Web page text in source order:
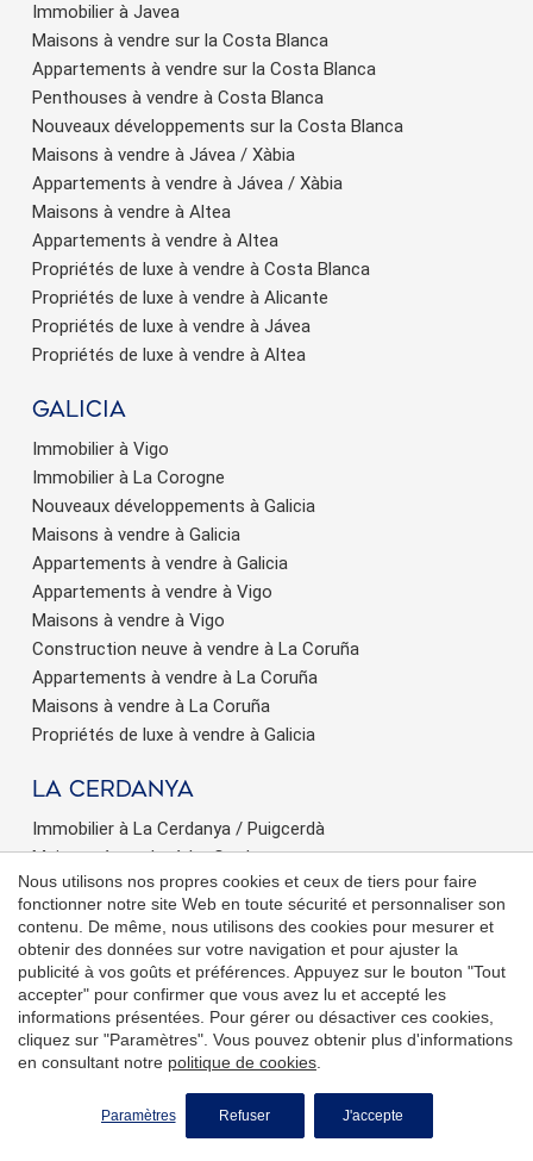
DEMANDER PLUS D'INFORMATIONS
Immobilier à Javea
Maisons à vendre sur la Costa Blanca
Appartements à vendre sur la Costa Blanca
Penthouses à vendre à Costa Blanca
Nouveaux développements sur la Costa Blanca
Maisons à vendre à Jávea / Xàbia
Appartements à vendre à Jávea / Xàbia
Maisons à vendre à Altea
Appartements à vendre à Altea
Propriétés de luxe à vendre à Costa Blanca
Propriétés de luxe à vendre à Alicante
Propriétés de luxe à vendre à Jávea
Propriétés de luxe à vendre à Altea
Galicia
Immobilier à Vigo
Immobilier à La Corogne
Nouveaux développements à Galicia
Maisons à vendre à Galicia
Appartements à vendre à Galicia
Appartements à vendre à Vigo
Maisons à vendre à Vigo
Construction neuve à vendre à La Coruña
Appartements à vendre à La Coruña
Maisons à vendre à La Coruña
Propriétés de luxe à vendre à Galicia
La Cerdanya
Immobilier à La Cerdanya / Puigcerdà
Maisons à vendre à La Cerdanya
Appartements à vendre à La Cerdanya
Andorra
Immobilier en Andorre
Maisons à vendre à Andorra
Appartements à vendre à Andorra
Penthouses à vendre à Andorra
Propriétés de luxe à vendre à Andorra
Nous utilisons nos propres cookies et ceux de tiers pour faire
fonctionner notre site Web en toute sécurité et personnaliser son
contenu. De même, nous utilisons des cookies pour mesurer et
obtenir des données sur votre navigation et pour ajuster la
publicité à vos goûts et préférences. Appuyez sur le bouton "Tout
accepter" pour confirmer que vous avez lu et accepté les
informations présentées. Pour gérer ou désactiver ces cookies,
cliquez sur "Paramètres". Vous pouvez obtenir plus d'informations
en consultant notre politique de cookies
Paramètres Refuser J'accepte